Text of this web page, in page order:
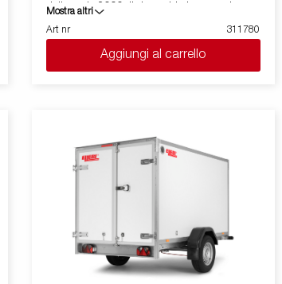
della serie 2000. Il rimorchio ha sponde
laterali rinforzate alte 40 cm e quindi
consente un volume di carico più elevato. E'
facile da caricare e presenta la spomde
anteriore e posteriore apribili per il carico di
offre un ampio programma di accessori per
tutti i rimorchi. Le immagini sono solo a
scopo illustrativo e possono mostrare
accessori opzionali.
Mostra altri
Art nr
311780
Aggiungi al carrello